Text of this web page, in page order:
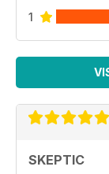
1
SKEPTIC